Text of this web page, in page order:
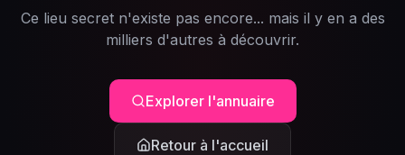
Ce lieu secret n'existe pas encore... mais il y en a des
milliers d'autres à découvrir.
Explorer l'annuaire
Retour à l'accueil